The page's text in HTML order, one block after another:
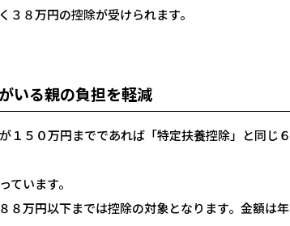
８万円の控除が受けられます。
いる親の負担を軽減
１５０万円までであれば「特定扶養控除」と同じ６
います。
８万円以下までは控除の対象となります。金額は年